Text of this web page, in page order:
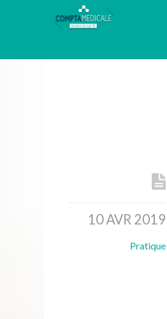
10 AVR 2019
Pratique